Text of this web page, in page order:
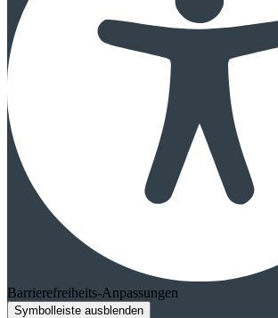
Barrierefreiheits-Anpassungen
Symbolleiste ausblenden